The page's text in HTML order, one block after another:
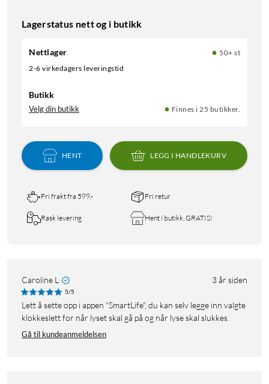
Lagerstatus nett og i butikk
Nettlager
50+ st
2-6 virkedagers leveringstid
Butikk
Velg din butikk Finnes i 25 butikker.
HENT LEGG I HANDLEKURV
Fri frakt fra 599,- Fri retur
Rask levering Hent i butikk, GRATIS!
Caroline L 3 år siden
5/5
Lett å sette opp i appen "SmartLife", du kan selv legge inn valgte
klokkeslett for når lyset skal gå på og når lyse skal slukkes.
Gå til kundeanmeldelsen